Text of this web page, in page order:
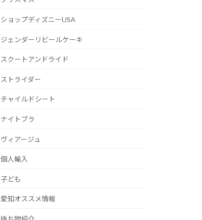
ショップディズニーUSA
ジェンダーリビールケーキ
スクートアンドライド
ストライダー
チャイルドシート
ナイトブラ
ヴィアージュ
個人輸入
子ども
愛知オススメ情報